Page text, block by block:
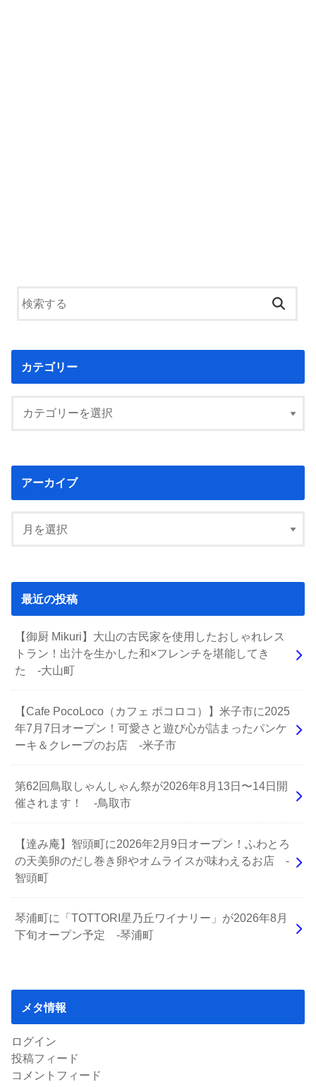
カテゴリー
アーカイブ
最近の投稿
【御厨 Mikuri】大山の古民家を使用したおしゃれレス
トラン！出汁を生かした和×フレンチを堪能してき
た -大山町
【Cafe PocoLoco（カフェ ポコロコ）】米子市に2025
年7月7日オープン！可愛さと遊び心が詰まったパンケ
ーキ＆クレープのお店 -米子市
第62回鳥取しゃんしゃん祭が2026年8月13日〜14日開
催されます！ -鳥取市
【達み庵】智頭町に2026年2月9日オープン！ふわとろ
の天美卵のだし巻き卵やオムライスが味わえるお店 -
智頭町
琴浦町に「TOTTORI星乃丘ワイナリー」が2026年8月
下旬オープン予定 -琴浦町
メタ情報
ログイン
投稿フィード
コメントフィード